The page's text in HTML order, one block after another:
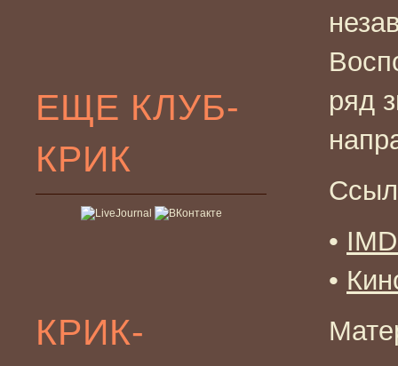
ЕЩЕ КЛУБ-
КРИК
КРИК-
ряд
•
•